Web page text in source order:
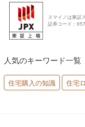
スマイノは東証
証券コード：
人気のキーワード一覧
住宅購入の知識 住宅